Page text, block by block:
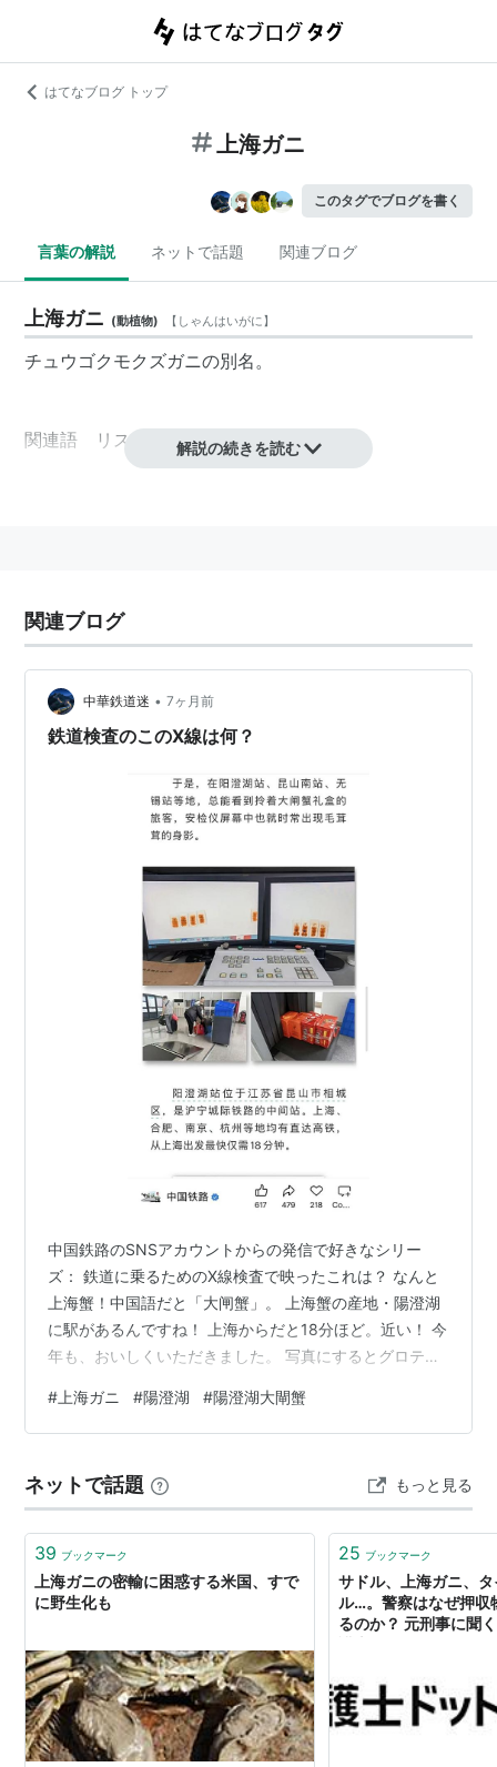
はてなブログ トップ
上海ガニ
このタグでブログを書く
言葉の解説 ネットで話題 関連ブログ
上海ガニ (動植物) 【 しゃんはいがに】
チュウゴクモクズガニの別名。
関連語 リスト::動物 リスト::甲殻類
解説の続きを読む
関連ブログ
中華鉄道迷 • 7ヶ月前
鉄道検査のこのX線は何？
中国鉄路のSNSアカウントからの発信で好きなシリー
ズ： 鉄道に乗るためのX線検査で映ったこれは？ なんと
上海蟹！中国語だと「大闸蟹」。 上海蟹の産地・陽澄湖
に駅があるんですね！ 上海からだと18分ほど。近い！ 今
年も、おいしくいただきました。 写真にするとグロテス
味も全然違います。 私はオスのもっちり感が好き…で
す。 四川で映ったこれは？ chinatrain.hatenablog.com
# 上海ガニ #陽澄湖 #陽澄湖大閘蟹
ネットで話題 もっと見る
39 ブックマーク
上海ガニの密輸に困惑する米国、すで
に野生化も
25 ブックマーク
サドル、上海ガニ、
ル…。警察はなぜ押収
るのか？ 元刑事に聞